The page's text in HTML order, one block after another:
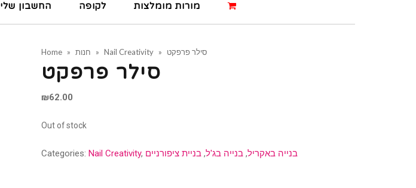
החשבון שלי לקופה מורות מומלצות
Home » חנות » Nail Creativity » סילר פרפקט
סילר פרפקט
₪62.00
Out of stock
Categories: Nail Creativity, בנייה באקריל, בנייה בג'ל, בניית ציפורניים